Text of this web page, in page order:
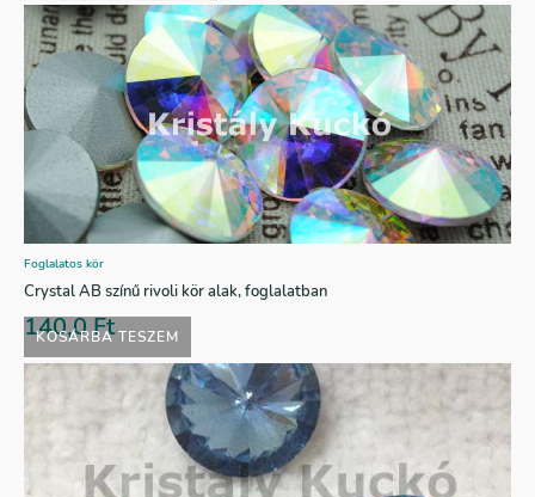
KOSÁRBA TESZEM
Foglalatos kör
Crystal AB színű rivoli kör alak, foglalatban
140,0Ft